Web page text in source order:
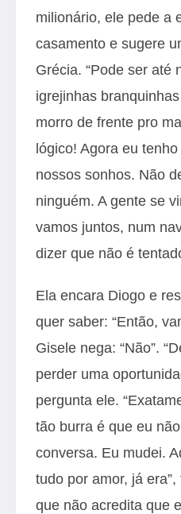
milionário, ele pede a
casamento e sugere
Grécia. “Pode ser até
igrejinhas
morro de frente pro
lógico! Agora eu
nossos sonhos. Não
ninguém. A gente se
vamos juntos, num
dizer que não é
Ela encara Diogo e
quer saber: “Então,
Gisele nega: “Não”.
perder uma
pergunta ele.
tão burra é que eu
conversa. Eu mudei.
tudo por amor, já
que não acredita que